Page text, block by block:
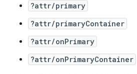
?attr/primary
?attr/primaryContainer
?attr/onPrimary
?attr/onPrimaryContainer